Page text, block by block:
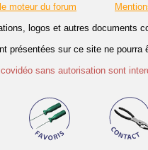
moteur du forum
logos et autres documents
présentées sur ce site ne pourra
sans autorisation sont